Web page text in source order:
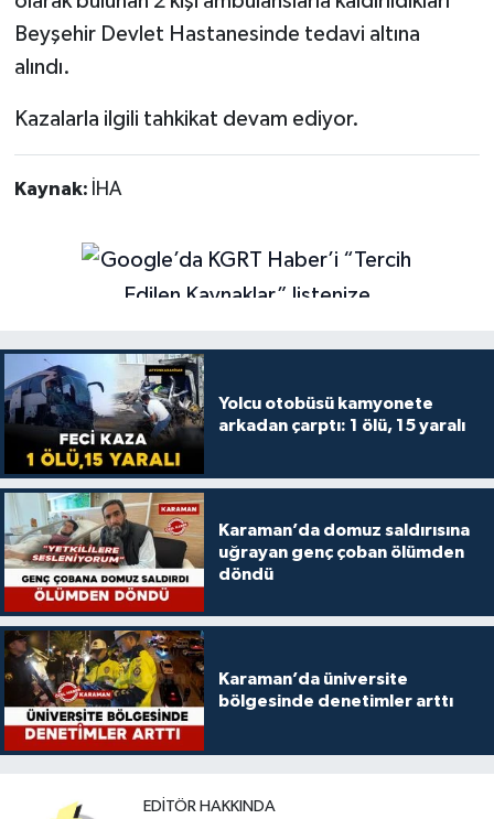
Beyşehir Devlet Hastanesinde tedavi altına
alındı.
Kazalarla ilgili tahkikat devam ediyor.
Kaynak: İHA
Yolcu otobüsü kamyonete
arkadan çarptı: 1 ölü, 15 yaralı
Karaman’da domuz saldırısına
uğrayan genç çoban ölümden
döndü
Karaman’da üniversite
bölgesinde denetimler arttı
EDITÖR HAKKINDA